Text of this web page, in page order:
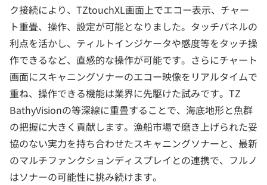
ク接続により、TZtouchXL画面上でエコー表示、チャー
ト重畳、操作、設定が可能となりました。タッチパネルの
利点を活かし、ティルトインジケータや感度等をタッチ操
作できるなど、直感的な操作が可能です。さらにチャート
画面にスキャニングソナーのエコー映像をリアルタイムで
重ね、操作できる機能は業界に先駆けた試みです。TZ
BathyVisionの等深線に重畳することで、海底地形と魚群
の把握に大きく貢献します。漁船市場で磨き上げられた妥
協のない実力を持ち合わせたスキャニングソナーと、最新
のマルチファンクションディスプレイとの連携で、フルノ
はソナーの可能性に挑み続けます。